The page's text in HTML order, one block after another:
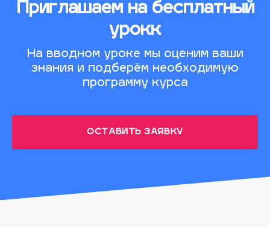
Приглашаем на бесплатный
урокк
На вводном уроке мы оценим ваши
знания и подберём необходимую
программу курса
ОСТАВИТЬ ЗАЯВКУ